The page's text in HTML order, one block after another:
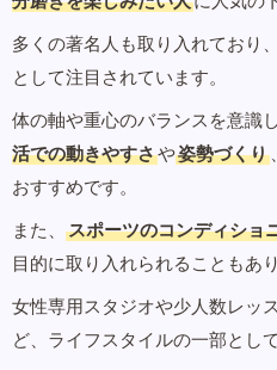
多くの著名人も取り入れており
として注目されています。
体の軸や重心のバランスを意識
活での動きやすさや姿勢づくり 、
おすすめです。
また、
スポーツのコンディショ
目的に取り入れられることもあり
女性専用スタジオや少人数レッ
ど、ライフスタイルの一部とし